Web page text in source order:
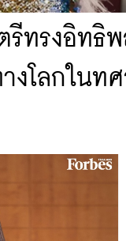
รีทรงอิทธิ
งโลกในท